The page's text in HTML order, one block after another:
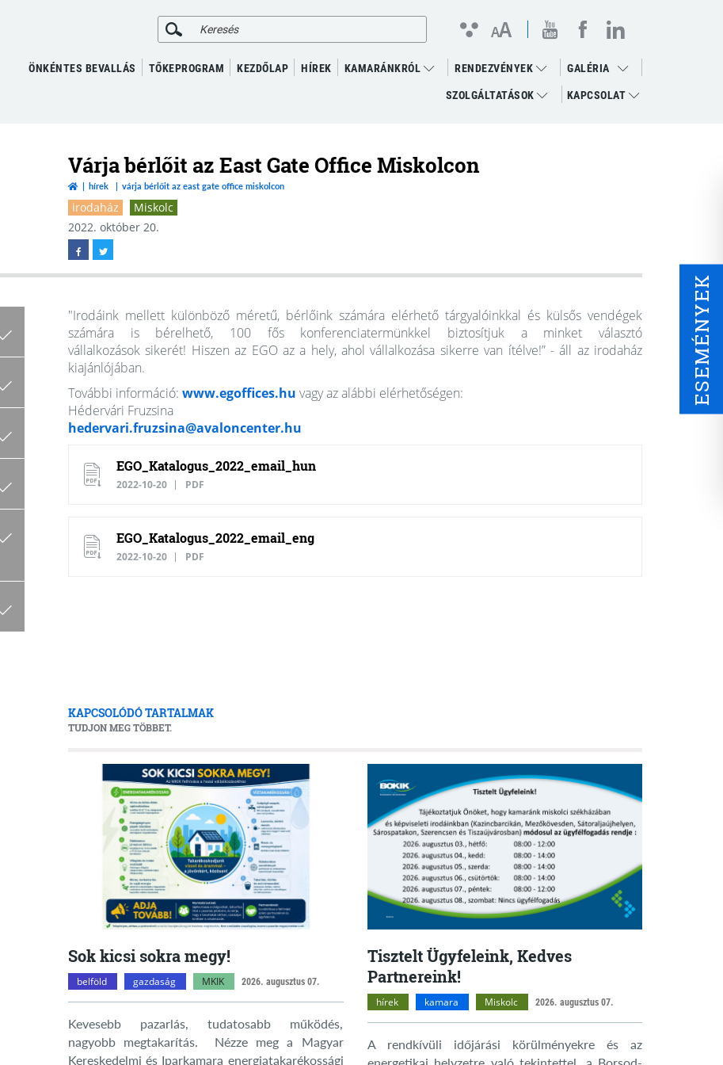
KERESÉS Kontraszt
nézet
Betűméret
AA youtube megnyitása
(open in new window)facebook megnyitása
(open in new window)linkedin megnyitása
ÖNKÉNTES BEVALLÁS TŐKEPROGRAM KEZDŐLAP HÍREK KAMARÁNKRÓL RENDEZVÉNYEK GALÉRIA
SZOLGÁLTATÁSOK KAPCSOLAT
Várja bérlőit az East Gate Office Miskolcon
hírek várja bérlőit az east gate office miskolcon
irodaház
Miskolc
2022. október 20.
"Irodáink mellett különböző méretű, bérlőink számára elérhető tárgyalóinkkal és külsős vendégek
számára is bérelhető, 100 fős konferenciatermünkkel biztosítjuk a minket választó
vállalkozások sikerét! Hiszen az EGO az a hely, ahol vállalkozása sikerre van ítélve!” - áll az irodaház
kiajánlójában.
További információ: www.egoffices.hu vagy az alábbi elérhetőségen:
Hédervári Fruzsina
hedervari.fruzsina@avaloncenter.hu
EGO_Katalogus_2022_email_hun
2022-10-20 PDF
EGO_Katalogus_2022_email_eng
2022-10-20 PDF
KAPCSOLÓDÓ TARTALMAK
TUDJON MEG TÖBBET.
Sok kicsi sokra megy!
belföld gazdaság MKIK 2026. augusztus 07.
Kevesebb pazarlás, tudatosabb működés,
nagyobb megtakarítás. Nézze meg a Magyar
Kereskedelmi és Iparkamara energiatakarékossági
Tisztelt Ügyfeleink, Kedves
Partnereink!
hírek kamara Miskolc 2026. augusztus 07.
A rendkívüli időjárási körülményekre és az
energetikai helyzetre való tekintettel, a Borsod-
ESEMÉNYEK